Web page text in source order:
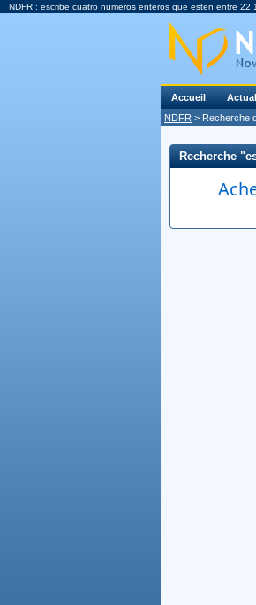
NDFR : escribe cuatro numeros enteros que esten entre 22
Accueil
NDFR > Recherche
Recherche